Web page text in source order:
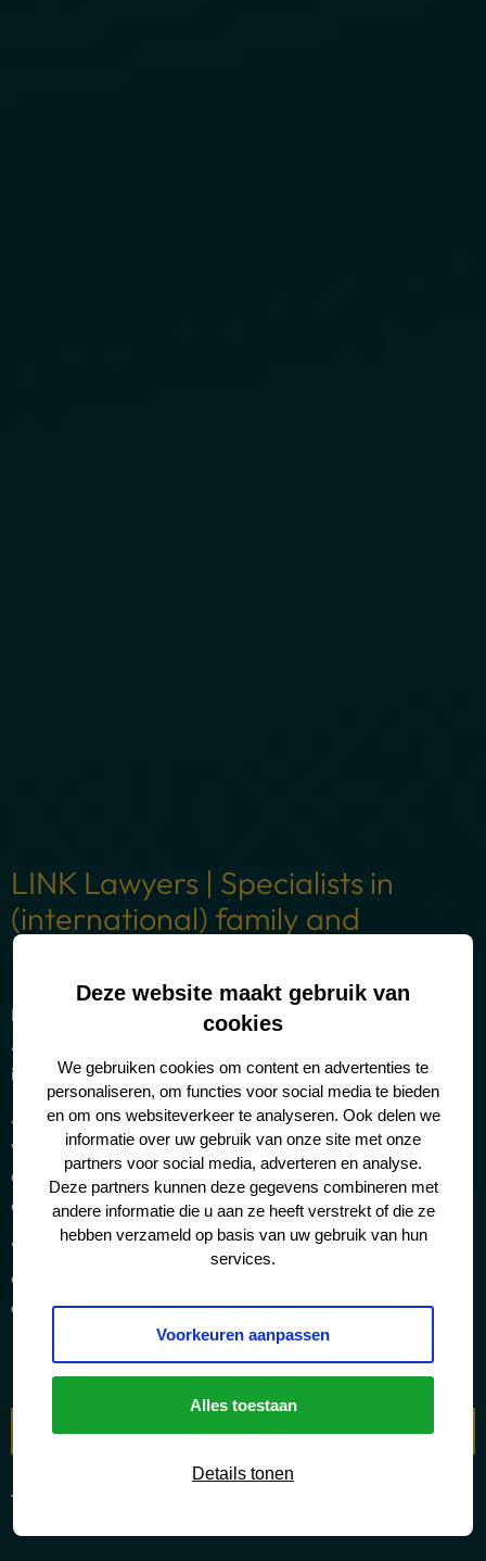
Deze website maakt gebruik van
cookies
We gebruiken cookies om content en advertenties te
personaliseren, om functies voor social media te bieden
en om ons websiteverkeer te analyseren. Ook delen we
informatie over uw gebruik van onze site met onze
partners voor social media, adverteren en analyse.
Deze partners kunnen deze gegevens combineren met
andere informatie die u aan ze heeft verstrekt of die ze
hebben verzameld op basis van uw gebruik van hun
services.
Voorkeuren aanpassen
Alles toestaan
Details tonen
LINK Lawyers | Specialists in
(international) family and
inheritance law
LINK Lawyers is a prestigious law firm in the heart of
Amsterdam, specialising in (international) family law and
inheritance law.
As dedicated solicitors and mediators, we guide high-net-
worth individuals, expatriates and entrepreneurs with high-
quality legal expertise. Our domestic and international
clients value our personal approach and effective methods.
With our knowledge and experience in all aspects of family
and inheritance law, we achieve optimal results for our
clients, even in the most complex cases.
Contact us